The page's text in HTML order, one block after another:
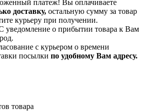
платеж! Вы оплачиваете
доставку, остальную сумму за товар
курьеру при получении.
о прибытии товара к Вам
с курьером о времени
посылки по удобному Вам адресу.
товара